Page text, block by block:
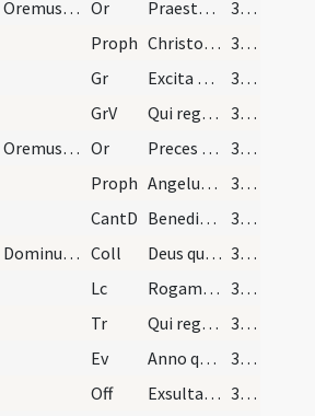
Oremus. Flectamus. Levate. Or Praesta quaesumus omnipotens Deus ut Filii tui ventura sollemnitas
34 (7v)
Proph Christo meo Cyro cuius apprehendi dexteram
34 (7v)
Gr Excita Domine potentiam tuam
34 (7v)
GrV Qui regis Israel intende
34 (7v)
Oremus. Flectamus genua. Levate. Or Preces populi tui quaesumus Domine clementer exaudi
34 (7v)
Proph Angelus Domini (1) ... dicentes
34 (7v)
CantD Benedictus es Domine Deus patrum nostrorum
35 (8r)
Dominus vobiscum sine Flectamus genua. Coll Deus qui tribus pueris mitigasti flammas ignium
35 (8r)
Lc Rogamus vos per adventum Domini nostri
35 (8r)
Tr Qui regis Israel intende
36 (8v)
Ev Anno quintodecimo imperii Tiberii Caesaris
36 (8v)
Off Exsulta satis filia Sion
36 (8v)